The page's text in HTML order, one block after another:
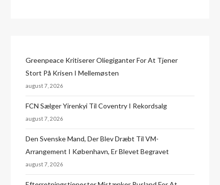
Greenpeace Kritiserer Oliegiganter For At Tjener
Stort På Krisen I Mellemøsten
august 7, 2026
FCN Sælger Yirenkyi Til Coventry I Rekordsalg
august 7, 2026
Den Svenske Mand, Der Blev Dræbt Til VM-
Arrangement I København, Er Blevet Begravet
august 7, 2026